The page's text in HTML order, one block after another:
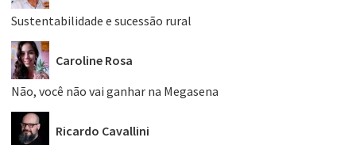
Sustentabilidade e sucessão rural
Caroline Rosa
Não, você não vai ganhar na Megasena
Ricardo Cavallini